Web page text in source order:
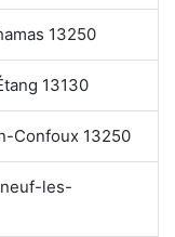
13250
13130
Confoux 13250
les-